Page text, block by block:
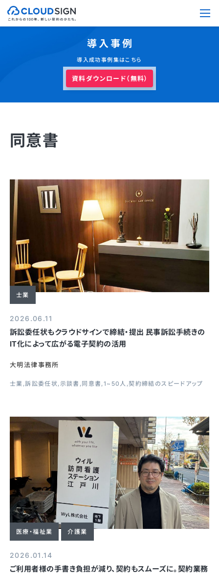
導入事例
導入成功事例集はこちら
資料ダウンロード（無料）
同意書
士業
2026.06.11
訴訟委任状もクラウドサインで締結・提出 民事訴訟手続きの
IT化によって広がる電子契約の活用
大明法律事務所
士業 訴訟委任状 示談書 同意書 1~50人 契約締結のスピードアップ
医療・福祉業 介護業
2026.01.14
ご利用者様の手書き負担が減り、契約もスムーズに。契約業務